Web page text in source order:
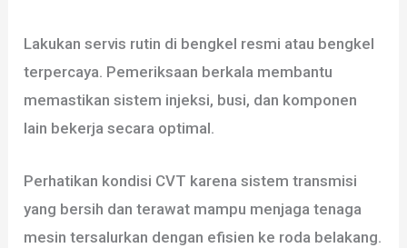
Lakukan servis rutin di bengkel resmi atau bengkel
terpercaya. Pemeriksaan berkala membantu
memastikan sistem injeksi, busi, dan komponen
lain bekerja secara optimal.
Perhatikan kondisi CVT karena sistem transmisi
yang bersih dan terawat mampu menjaga tenaga
mesin tersalurkan dengan efisien ke roda belakang.